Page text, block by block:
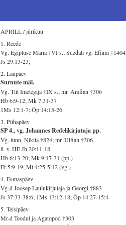
APRILL / jürikuu
1. Reede
Vg. Egiptuse Maria †VI s.; Suzdali vg. Efiimi †1404
Js 29:13-23;
2. Laupäev
Surnute mäl.
Vg. Tiit Imetegija †IX s.; mr. Amfian †306
Hb 6:9-12; Mk 7:31-37
1Ms 12:1-7; Õp 14:15-26
3. Pühapäev
SP 4., vg. Johannes Redelikirjutaja pp.
Vg. tunn. Nikita †824; mr. Ulfian †306.
8. v. HE Jh 20:11-18.
Hb 6:13-20; Mk 9:17-31 (pp.)
Ef 5:9-19; Mt 4:25-5:12 (vg.)
4. Esmaspäev
Vg-d Joosep Laulukirjutaja ja Georgi †883
Js 37:33-38:6; 1Ms 13:12-18; Õp 14:27-15:4
5. Teisipäev
Mr-d Teodul ja Agatopod †303